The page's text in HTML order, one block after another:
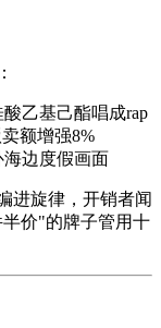
酸乙基己酯唱成rap
额增强8%
海边度假画面
进旋律，开销者闻
价"的牌子管用十